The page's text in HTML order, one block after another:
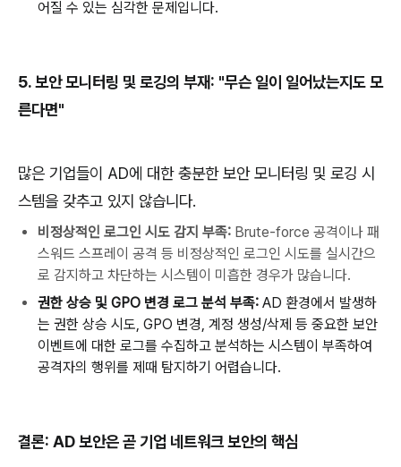
어질 수 있는 심각한 문제입니다.
5.보안모니터링 및 로깅의 부재: "무슨일이 일어났는지도모
른다면"
많은 기업들이 AD에 대한 충분한 보안 모니터링 및 로깅 시
스템을 갖추고 있지 않습니다.
비정상적인 로그인 시도 감지 부족: Brute-force 공격이나 패
스워드 스프레이 공격 등 비정상적인 로그인 시도를 실시간으
로 감지하고 차단하는 시스템이 미흡한 경우가 많습니다.
권한 상승 및 GPO 변경 로그 분석 부족: AD 환경에서 발생하
는 권한 상승 시도, GPO 변경, 계정 생성/삭제 등 중요한 보안
이벤트에 대한 로그를 수집하고 분석하는 시스템이 부족하여
공격자의 행위를 제때 탐지하기 어렵습니다.
결론: AD보안은곧기업 네트워크보안의 핵심